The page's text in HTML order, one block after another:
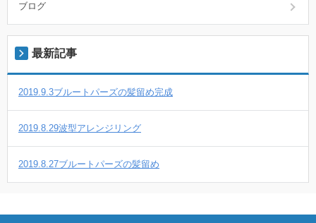
ブログ
最新記事
2019.9.3ブルートパーズの髪留め完成
2019.8.29波型アレンジリング
2019.8.27ブルートパーズの髪留め